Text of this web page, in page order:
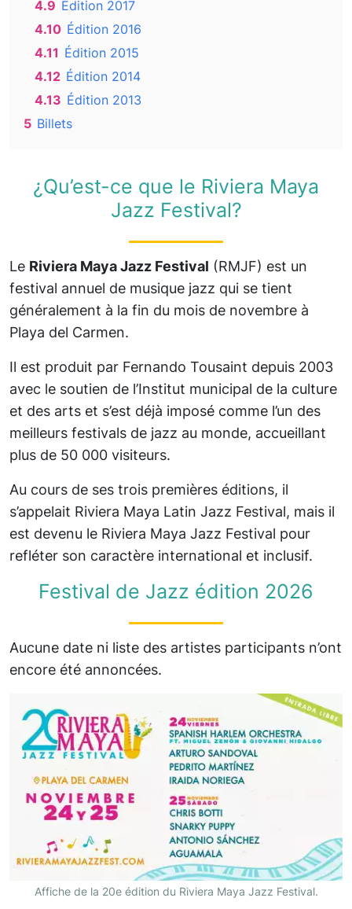
4.9 Édition 2017
4.10 Édition 2016
4.11 Édition 2015
4.12 Édition 2014
4.13 Édition 2013
5 Billets
¿Qu’est-ce que le Riviera Maya
Jazz Festival?
Le Riviera Maya Jazz Festival (RMJF) est un
festival annuel de musique jazz qui se tient
généralement à la fin du mois de novembre à
Playa del Carmen.
Il est produit par Fernando Tousaint depuis 2003
avec le soutien de l’Institut municipal de la culture
et des arts et s’est déjà imposé comme l’un des
meilleurs festivals de jazz au monde, accueillant
plus de 50 000 visiteurs.
Au cours de ses trois premières éditions, il
s’appelait Riviera Maya Latin Jazz Festival, mais il
est devenu le Riviera Maya Jazz Festival pour
refléter son caractère international et inclusif.
Festival de Jazz édition 2026
Aucune date ni liste des artistes participants n’ont
encore été annoncées.
Affiche de la 20e édition du Riviera Maya Jazz Festival.